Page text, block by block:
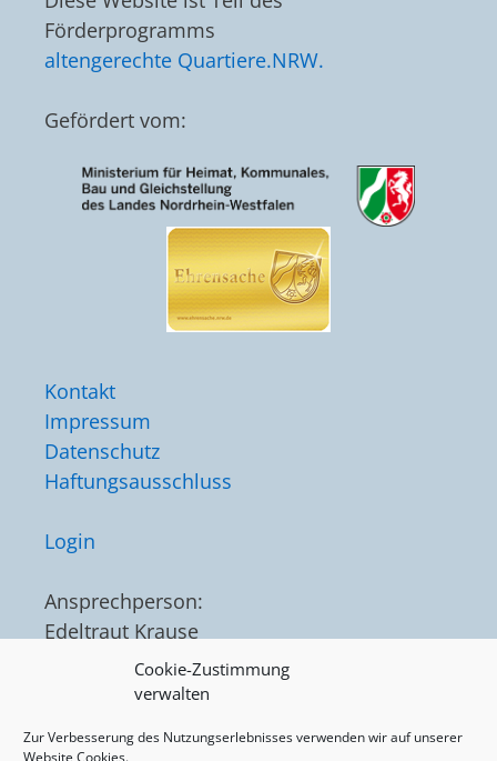
Cookie-Zustimmung
verwalten
Zur Verbesserung des Nutzungserlebnisses verwenden wir auf unserer
Website Cookies.
Förderprogramms
altengerechte Quartiere.NRW.
Gefördert vom:
Kontakt
Impressum
Datenschutz
Haftungsausschluss
Login
Ansprechperson:
Edeltraut Krause
Tel. 02325 / 75562